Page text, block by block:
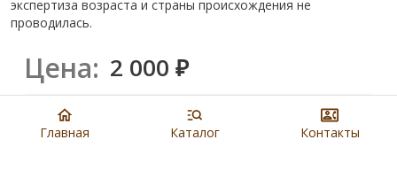
экспертиза возраста и страны происхождения не
проводилась.
Цена: 2 000 ₽
Купить
Главная Каталог Контакты